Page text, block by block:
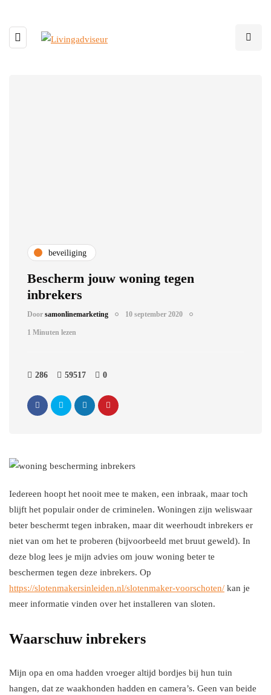
beveiliging
Bescherm jouw woning tegen
inbrekers
Door samonlinemarketing 10 september 2020
1 Minuten lezen
286 59517 0
Iedereen hoopt het nooit mee te maken, een inbraak, maar toch
blijft het populair onder de criminelen. Woningen zijn weliswaar
beter beschermt tegen inbraken, maar dit weerhoudt inbrekers er
niet van om het te proberen (bijvoorbeeld met bruut geweld). In
deze blog lees je mijn advies om jouw woning beter te
beschermen tegen deze inbrekers. Op
https://slotenmakersinleiden.nl/slotenmaker-voorschoten/ kan je
meer informatie vinden over het installeren van sloten.
Waarschuw inbrekers
Mijn opa en oma hadden vroeger altijd bordjes bij hun tuin
hangen, dat ze waakhonden hadden en camera’s. Geen van beide